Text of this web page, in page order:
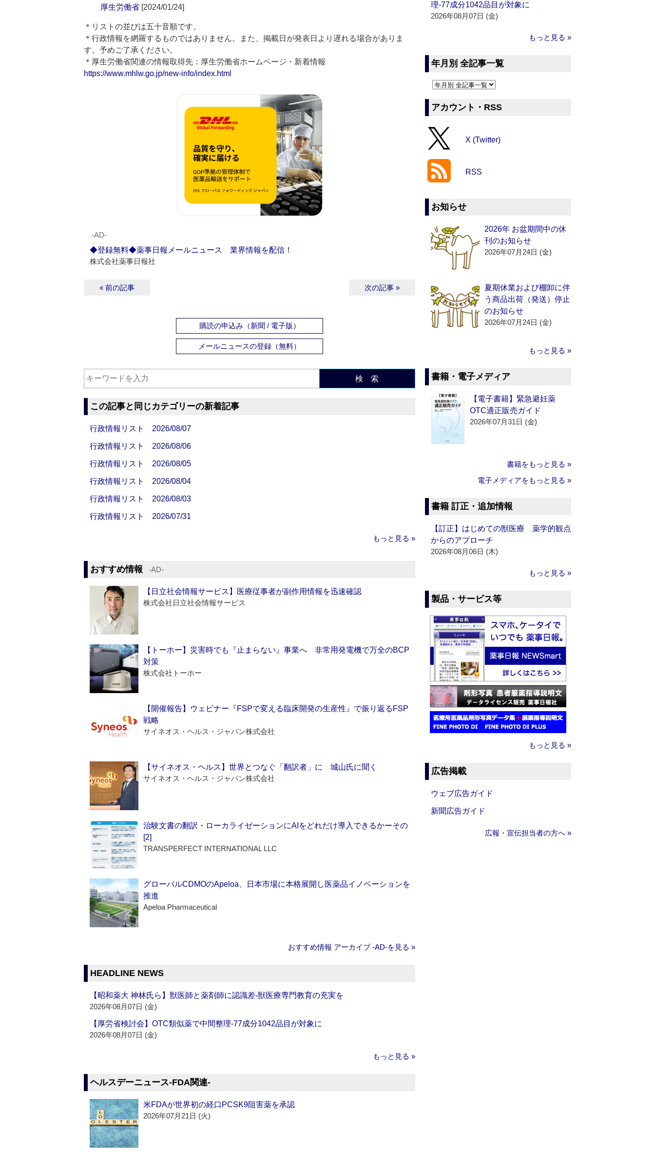
厚生労働省 [2024/01/24]
＊リストの並びは五十音順です。
＊行政情報を網羅するものではありません。また、掲載日が発表日より遅れる場合がありま
す。予めご了承ください。
＊厚生労働省関連の情報取得先：厚生労働省ホームページ・新着情報
https://www.mhlw.go.jp/new-info/index.html
‐AD‐
◆登録無料◆薬事日報メールニュース 業界情報を配信！
株式会社薬事日報社
« 前の記事 次の記事 »
購読の申込み（新聞 / 電子版）
メールニュースの登録（無料）
検 索
この記事と同じカテゴリーの新着記事
行政情報リスト 2026/08/07
行政情報リスト 2026/08/06
行政情報リスト 2026/08/05
行政情報リスト 2026/08/04
行政情報リスト 2026/08/03
行政情報リスト 2026/07/31
もっと見る »
おすすめ情報 ‐AD‐
【日立社会情報サービス】医療従事者が副作用情報を迅速確認
株式会社日立社会情報サービス
【トーホー】災害時でも『止まらない』事業へ 非常用発電機で万全のBCP
対策
株式会社トーホー
【開催報告】ウェビナー『FSPで変える臨床開発の生産性』で振り返るFSP
戦略
サイネオス・ヘルス・ジャパン株式会社
【サイネオス・ヘルス】世界とつなぐ「翻訳者」に 城山氏に聞く
サイネオス・ヘルス・ジャパン株式会社
治験文書の翻訳・ローカライゼーションにAIをどれだけ導入できるかーその
[2]
TRANSPERFECT INTERNATIONAL LLC
グローバルCDMOのApeloa、日本市場に本格展開し医薬品イノベーションを
推進
Apeloa Pharmaceutical
おすすめ情報 アーカイブ ‐AD‐を見る »
HEADLINE NEWS
【昭和薬大 神林氏ら】獣医師と薬剤師に認識差‐獣医療専門教育の充実を
2026年08月07日 (金)
【厚労省検討会】OTC類似薬で中間整理‐77成分1042品目が対象に
2026年08月07日 (金)
もっと見る »
ヘルスデーニュース‐FDA関連‐
米FDAが世界初の経口PCSK9阻害薬を承認
2026年07月21日 (火)
理‐77成分1042品目が対象に
2026年08月07日 (金)
もっと見る »
年月別 全記事一覧
アカウント・RSS
X (Twitter)
RSS
お知らせ
2026年 お盆期間中の休
刊のお知らせ
2026年07月24日 (金)
夏期休業および棚卸に伴
う商品出荷（発送）停止
のお知らせ
2026年07月24日 (金)
もっと見る »
書籍・電子メディア
【電子書籍】緊急避妊薬
OTC適正販売ガイド
2026年07月31日 (金)
書籍をもっと見る »
電子メディアをもっと見る »
書籍 訂正・追加情報
【訂正】はじめての獣医療 薬学的観点
からのアプローチ
2026年08月06日 (木)
もっと見る »
製品・サービス等
もっと見る »
広告掲載
ウェブ広告ガイド
新聞広告ガイド
広報・宣伝担当者の方へ »